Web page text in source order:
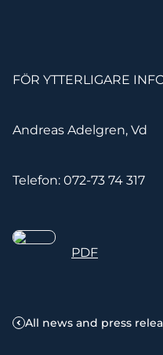
FÖR YTTERLIGARE
Andreas Adelgren, Vd
Telefon: 072-73 74 317
PDF
All news and press